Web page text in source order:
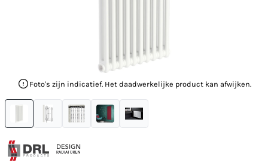
Foto's zijn indicatief. Het daadwerkelijke product kan afwijken.